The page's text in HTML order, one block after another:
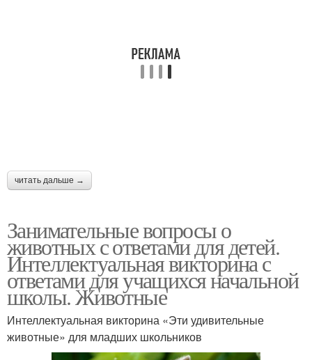
читать дальше →
Занимательные вопросы о
животных с ответами для детей.
Интеллектуальная викторина с
ответами для учащихся начальной
школы. Животные
Интеллектуальная викторина «Эти удивительные
животные» для младших школьников